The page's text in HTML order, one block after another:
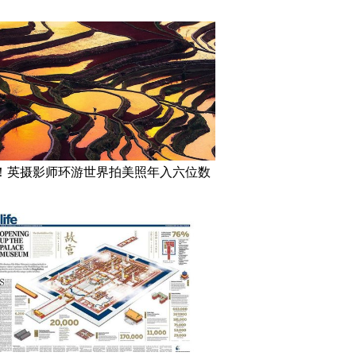
英摄影师环游世界拍美照年入六位数